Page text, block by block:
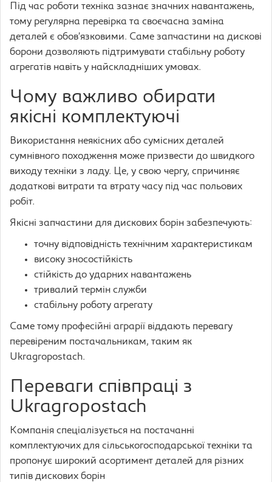
Під час роботи техніка зазнає значних навантажень,
тому регулярна перевірка та своєчасна заміна
деталей є обов’язковими. Саме запчастини на дискові
борони дозволяють підтримувати стабільну роботу
агрегатів навіть у найскладніших умовах.
Чому важливо обирати
якісні комплектуючі
Використання неякісних або сумісних деталей
сумнівного походження може призвести до швидкого
виходу техніки з ладу. Це, у свою чергу, спричиняє
додаткові витрати та втрату часу під час польових
робіт.
Якісні запчастини для дискових борін забезпечують:
точну відповідність технічним характеристикам
високу зносостійкість
стійкість до ударних навантажень
тривалий термін служби
стабільну роботу агрегату
Саме тому професійні аграрії віддають перевагу
перевіреним постачальникам, таким як
Ukragropostach.
Переваги співпраці з
Ukragropostach
Компанія спеціалізується на постачанні
комплектуючих для сільськогосподарської техніки та
пропонує широкий асортимент деталей для різних
типів дискових борін